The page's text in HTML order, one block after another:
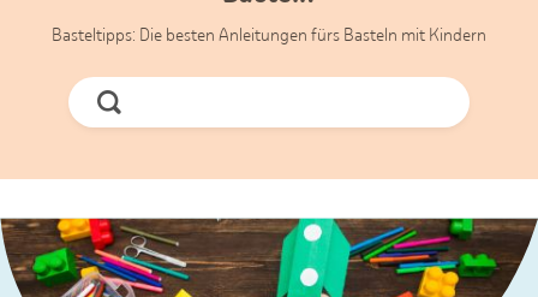
Basteltipps: Die besten Anleitungen fürs Basteln mit Kindern
Jetzt
Suchen